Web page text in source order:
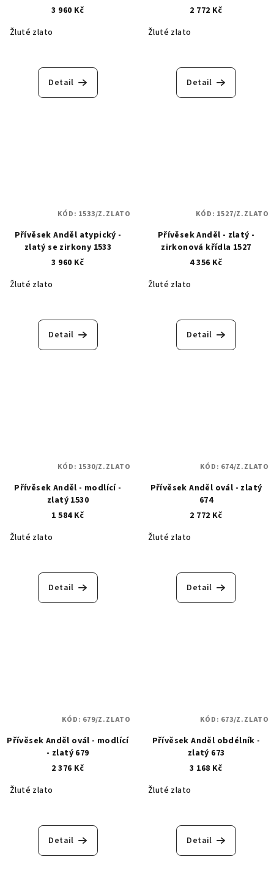
3 960 Kč
Žluté zlato
Detail
2 772 Kč
Žluté zlato
Detail
Přívěsek Anděl atypický -
zlatý se zirkony 1533
3 960 Kč
Žluté zlato
Detail
KÓD: 1533/Z.ZLATO
Přívěsek Anděl - zlatý -
zirkonová křídla 1527
4 356 Kč
Žluté zlato
Detail
KÓD: 1527/Z.ZLATO
Přívěsek Anděl - modlící -
zlatý 1530
1 584 Kč
Žluté zlato
Detail
KÓD: 1530/Z.ZLATO
Přívěsek Anděl ovál - zlatý
674
2 772 Kč
Žluté zlato
Detail
KÓD: 674/Z.ZLATO
Přívěsek Anděl ovál - modlící
- zlatý 679
2 376 Kč
Žluté zlato
Detail
KÓD: 679/Z.ZLATO
Přívěsek Anděl obdélník -
zlatý 673
3 168 Kč
Žluté zlato
Detail
KÓD: 673/Z.ZLATO